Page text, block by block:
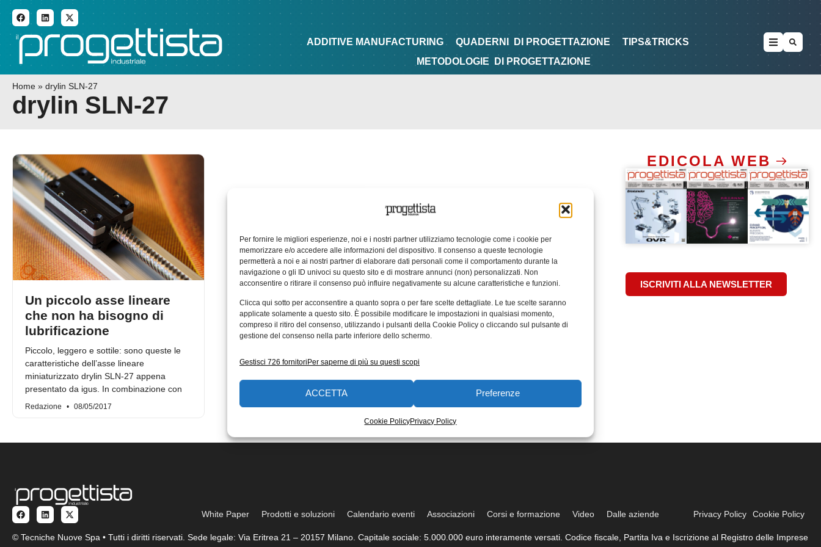
Per fornire le migliori esperienze, noi e i nostri partner utilizziamo tecnologie come i cookie per
memorizzare e/o accedere alle informazioni del dispositivo. Il consenso a queste tecnologie
permetterà a noi e ai nostri partner di elaborare dati personali come il comportamento durante la
navigazione o gli ID univoci su questo sito e di mostrare annunci (non) personalizzati. Non
acconsentire o ritirare il consenso può influire negativamente su alcune caratteristiche e funzioni.
Clicca qui sotto per acconsentire a quanto sopra o per fare scelte dettagliate. Le tue scelte saranno
applicate solamente a questo sito. È possibile modificare le impostazioni in qualsiasi momento,
compreso il ritiro del consenso, utilizzando i pulsanti della Cookie Policy o cliccando sul pulsante di
gestione del consenso nella parte inferiore dello schermo.
Gestisci 726 fornitoriPer saperne di più su questi scopi
ACCETTA Preferenze
Cookie PolicyPrivacy Policy
ADDITIVE MANUFACTURING QUADERNI DI PROGETTAZIONE TIPS&TRICKS METODOLOGIE DI PROGETTAZIONE
ADDITIVE MANUFACTURING QUADERNI DI PROGETTAZIONE
TIPS&TRICKS
METODOLOGIE
DI PROGETTAZIONE
Home » drylin SLN-27
drylin SLN-27
Un piccolo asse lineare
che non ha bisogno di
lubrificazione
Piccolo, leggero e sottile: sono queste le
caratteristiche dell’asse lineare
miniaturizzato drylin SLN-27 appena
presentato da igus. In combinazione con
Redazione 08/05/2017
EDICOLA WEB
ISCRIVITI ALLA NEWSLETTER
White Paper Prodotti e soluzioni Calendario eventi Associazioni Corsi e formazione Video Dalle aziende Privacy Policy Cookie Policy
© Tecniche Nuove Spa • Tutti i diritti riservati. Sede legale: Via Eritrea 21 – 20157 Milano. Capitale sociale: 5.000.000 euro interamente versati. Codice fiscale, Partita Iva e Iscrizione al Registro delle Imprese